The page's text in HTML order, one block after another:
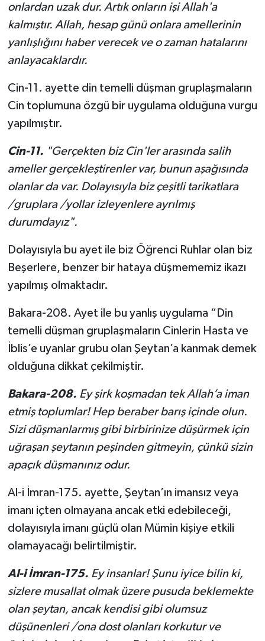
onlardan uzak dur. Artık onların işi Allah'a
kalmıştır. Allah, hesap günü onlara amellerinin
yanlışlığını haber verecek ve o zaman hatalarını
anlayacaklardır.
Cin-11. ayette din temelli düşman gruplaşmaların
Cin toplumuna özgü bir uygulama olduğuna vurgu
yapılmıştır.
Cin-11. "Gerçekten biz Cin'ler arasında salih
ameller gerçekleştirenler var, bunun aşağısında
olanlar da var. Dolayısıyla biz çeşitli tarikatlara
/gruplara /yollar izleyenlere ayrılmış
durumdayız".
Dolayısıyla bu ayet ile biz Öğrenci Ruhlar olan biz
Beşerlere, benzer bir hataya düşmememiz ikazı
yapılmış olmaktadır.
Bakara-208. Ayet ile bu yanlış uygulama “Din
temelli düşman gruplaşmaların Cinlerin Hasta ve
İblis’e uyanlar grubu olan Şeytan’a kanmak demek
olduğuna dikkat çekilmiştir.
Bakara-208. Ey şirk koşmadan tek Allah’a iman
etmiş toplumlar! Hep beraber barış içinde olun.
Sizi düşmanlarmış gibi birbirinize düşürmek için
uğraşan şeytanın peşinden gitmeyin, çünkü sizin
apaçık düşmanınız odur.
Al-i İmran-175. ayette, Şeytan’ın imansız veya
imanı içten olmayana ancak etki edebileceği,
dolayısıyla imanı güçlü olan Mümin kişiye etkili
olamayacağı belirtilmiştir.
Al-i İmran-175. Ey insanlar! Şunu iyice bilin ki,
sizlere musallat olmak üzere pusuda beklemekte
olan şeytan, ancak kendisi gibi olumsuz
düşünenleri /ona dost olanları korkutur ve